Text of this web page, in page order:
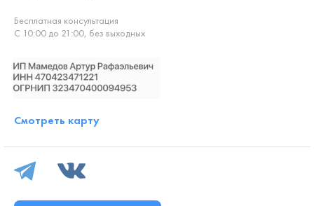
Бесплатная консультация
С 10:00 до 21:00, без выходных
Смотреть карту